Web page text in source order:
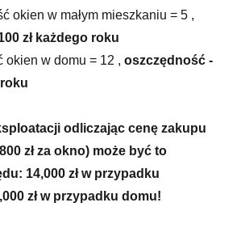
okien w małym mieszkaniu = 5 ,
zł każdego roku
okien w domu = 12 , oszczędność -
odliczając cenę zakupu
zł za okno) może być to
14,000 zł w przypadku
zł w przypadku domu!